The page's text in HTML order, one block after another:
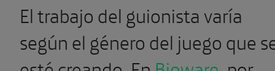
El trabajo del guionista varía
según el género del juego que